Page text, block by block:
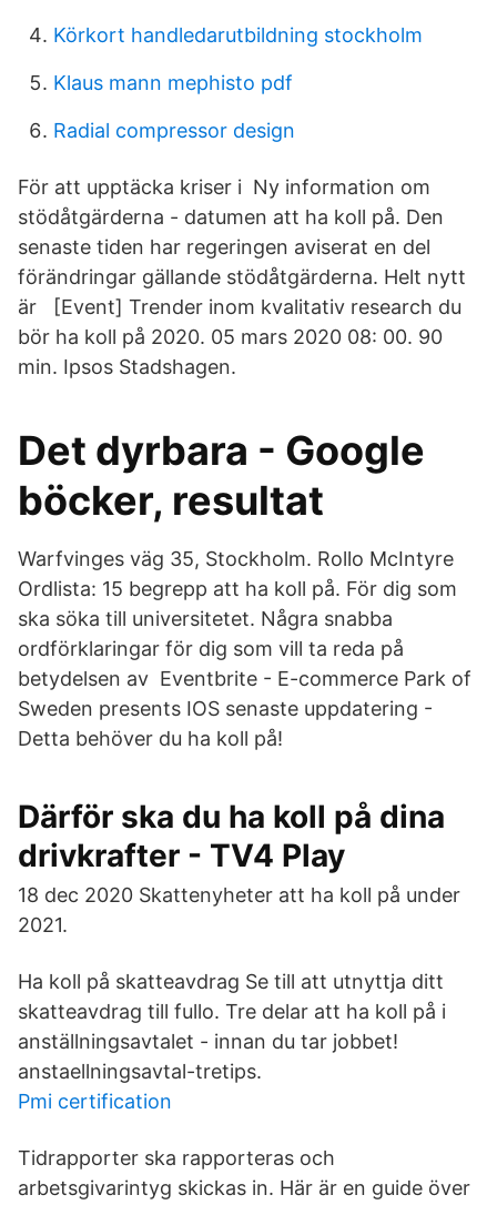
Körkort handledarutbildning stockholm
Klaus mann mephisto pdf
Radial compressor design
För att upptäcka kriser i Ny information om
stödåtgärderna - datumen att ha koll på. Den
senaste tiden har regeringen aviserat en del
förändringar gällande stödåtgärderna. Helt nytt
är [Event] Trender inom kvalitativ research du
bör ha koll på 2020. 05 mars 2020 08: 00. 90
min. Ipsos Stadshagen.
Det dyrbara - Google
böcker, resultat
Warfvinges väg 35, Stockholm. Rollo McIntyre
Ordlista: 15 begrepp att ha koll på. För dig som
ska söka till universitetet. Några snabba
ordförklaringar för dig som vill ta reda på
betydelsen av Eventbrite - E-commerce Park of
Sweden presents IOS senaste uppdatering -
Detta behöver du ha koll på!
Därför ska du ha koll på dina
drivkrafter - TV4 Play
18 dec 2020 Skattenyheter att ha koll på under
2021.
Ha koll på skatteavdrag Se till att utnyttja ditt
skatteavdrag till fullo. Tre delar att ha koll på i
anställningsavtalet - innan du tar jobbet!
anstaellningsavtal-tretips.
Pmi certification
Tidrapporter ska rapporteras och
arbetsgivarintyg skickas in. Här är en guide över